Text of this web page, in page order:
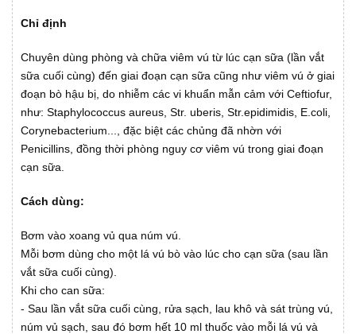
Chỉ định
Chuyên dùng phòng và chữa viêm vú từ lúc cạn sữa (lần vắt
sữa cuối cùng) đến giai đoạn cạn sữa cũng như viêm vú ở giai
đoạn bò hậu bị, do nhiễm các vi khuẩn mẫn cảm với Ceftiofur,
như: Staphylococcus aureus, Str. uberis, Str.epidimidis, E.coli,
Corynebacterium..., đặc biệt các chủng đã nhờn với
Penicillins, đồng thời phòng nguy cơ viêm vú trong giai đoạn
cạn sữa.
Cách dùng:
Bơm vào xoang vủ qua núm vú.
Mỗi bơm dùng cho một lá vú bò vào lúc cho cạn sữa (sau lần
vắt sữa cuối cùng).
Khi cho can sữa:
- Sau lần vắt sữa cuối cùng, rửa sạch, lau khô và sát trùng vú,
núm vủ sạch, sau đó bơm hết 10 ml thuốc vào mỗi lá vú và